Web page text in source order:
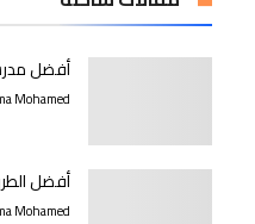
أفضل
Mohamed
أفضل
Mohamed